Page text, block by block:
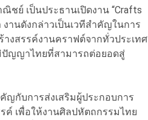
ย์ เป็นประธานเปิดงาน “Crafts
านดังกล่าวเป็นเวทีสำคัญในการ
งสรรค์งานคราฟต์จากทั่วประเทศ
ญญาไทยที่สามารถต่อยอดสู่
กับการส่งเสริมผู้ประกอบการ
เพื่อให้งานศิลปหัตถกรรมไทย